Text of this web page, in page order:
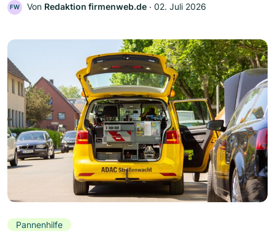
FW Von Redaktion firmenweb.de ‧ 02. Juli 2026
Pannenhilfe